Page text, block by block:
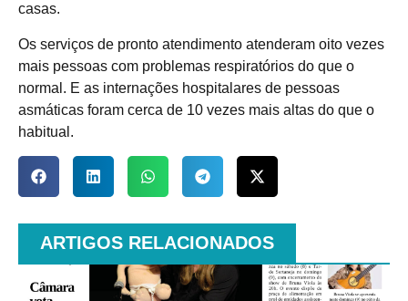
casas.
Os serviços de pronto atendimento atenderam oito vezes
mais pessoas com problemas respiratórios do que o
normal. E as internações hospitalares de pessoas
asmáticas foram cerca de 10 vezes mais altas do que o
habitual.
ARTIGOS RELACIONADOS